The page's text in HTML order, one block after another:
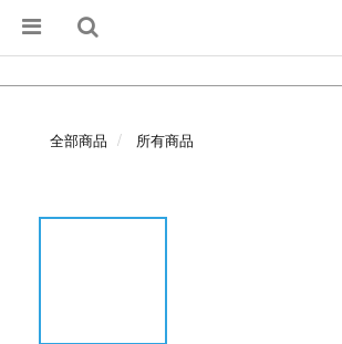
全部商品 所有商品